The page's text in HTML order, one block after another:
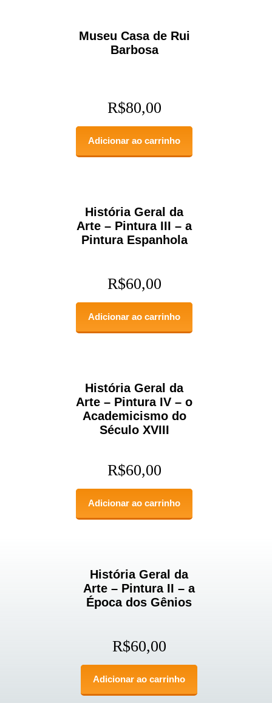
Museu Casa de Rui
Barbosa
R$80,00
Adicionar ao carrinho
História Geral da
Arte – Pintura III – a
Pintura Espanhola
R$60,00
Adicionar ao carrinho
História Geral da
Arte – Pintura IV – o
Academicismo do
Século XVIII
R$60,00
Adicionar ao carrinho
História Geral da
Arte – Pintura II – a
Época dos Gênios
R$60,00
Adicionar ao carrinho